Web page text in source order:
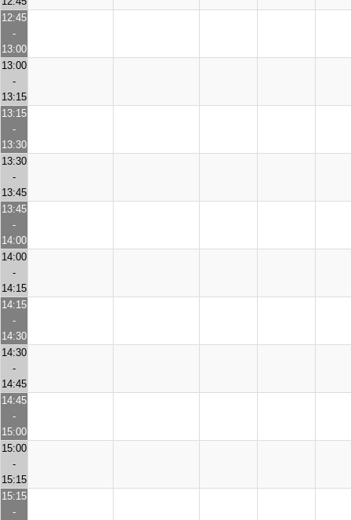
12:45
-
13:00
13:00
-
13:15
13:15
-
13:30
13:30
-
13:45
13:45
-
14:00
14:00
-
14:15
14:15
-
14:30
14:30
-
14:45
14:45
-
15:00
15:00
-
15:15
15:15
-